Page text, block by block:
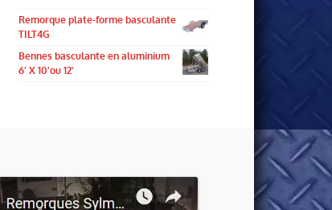
Remorque plate-forme basculante
TILT4G
Bennes basculante en aluminium
6' X 10'ou 12'